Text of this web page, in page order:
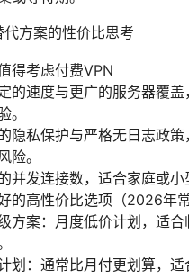
代方案的性价比思考
得考虑付费VPN
的速度与更广的服务器覆
。
隐私保护与严格无日志政
险。
并发连接数，适合家庭或小
的高性价比选项（2026年常
方案：月度低价计划，适合
划：通常比月付更划算，适